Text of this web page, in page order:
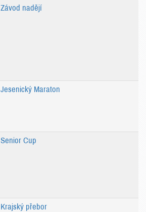
Závod nadějí
Jesenický Maraton
Senior Cup
Krajský přebor